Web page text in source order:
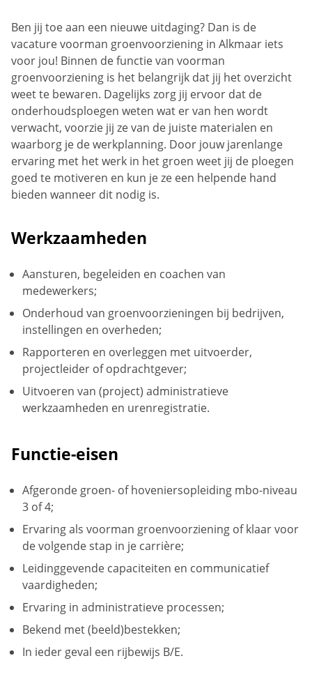
Ben jij toe aan een nieuwe uitdaging? Dan is de
vacature voorman groenvoorziening in Alkmaar iets
voor jou! Binnen de functie van voorman
groenvoorziening is het belangrijk dat jij het overzicht
weet te bewaren. Dagelijks zorg jij ervoor dat de
onderhoudsploegen weten wat er van hen wordt
verwacht, voorzie jij ze van de juiste materialen en
waarborg je de werkplanning. Door jouw jarenlange
ervaring met het werk in het groen weet jij de ploegen
goed te motiveren en kun je ze een helpende hand
bieden wanneer dit nodig is.
Werkzaamheden
Aansturen, begeleiden en coachen van
medewerkers;
Onderhoud van groenvoorzieningen bij bedrijven,
instellingen en overheden;
Rapporteren en overleggen met uitvoerder,
projectleider of opdrachtgever;
Uitvoeren van (project) administratieve
werkzaamheden en urenregistratie.
Functie-eisen
Afgeronde groen- of hoveniersopleiding mbo-niveau
3 of 4;
Ervaring als voorman groenvoorziening of klaar voor
de volgende stap in je carrière;
Leidinggevende capaciteiten en communicatief
vaardigheden;
Ervaring in administratieve processen;
Bekend met (beeld)bestekken;
In ieder geval een rijbewijs B/E.